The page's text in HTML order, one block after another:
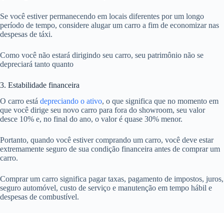
Se você estiver permanecendo em locais diferentes por um longo
período de tempo, considere alugar um carro a fim de economizar nas
despesas de táxi.
Como você não estará dirigindo seu carro, seu patrimônio não se
depreciará tanto quanto
3. Estabilidade financeira
O carro está depreciando o ativo, o que significa que no momento em
que você dirige seu novo carro para fora do showroom, seu valor
desce 10% e, no final do ano, o valor é quase 30% menor.
Portanto, quando você estiver comprando um carro, você deve estar
extremamente seguro de sua condição financeira antes de comprar um
carro.
Comprar um carro significa pagar taxas, pagamento de impostos, juros,
seguro automóvel, custo de serviço e manutenção em tempo hábil e
despesas de combustível.